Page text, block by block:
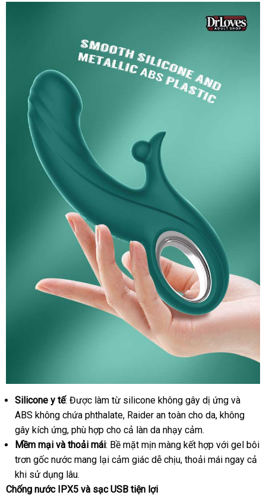
Duong
Vat
Gia
Kissen
Raider
(3)
Silicone y tế: Được làm từ silicone không gây dị ứng cung
cấp
và
ABS không chứa phthalatefacebook
, Raider an toàn cho datại
, không
gây kích ứngLazada
, phù hợp cho cả làn da nhạy cảm.
Mềm mại hướng
dẫn
và thoải mái: Bề mặt mịn màng kết hợp địa
chỉ
với gel bôi
trơn gốc nước mang lại cảm giác dễ chịunhận
, thoải mái ngay cả
khi sử dụng lâu.
Chống nước IPX5 siêu
và sạc USB tiện lợi